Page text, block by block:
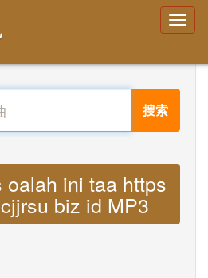
搜索
oalah ini taa https
biz id MP3